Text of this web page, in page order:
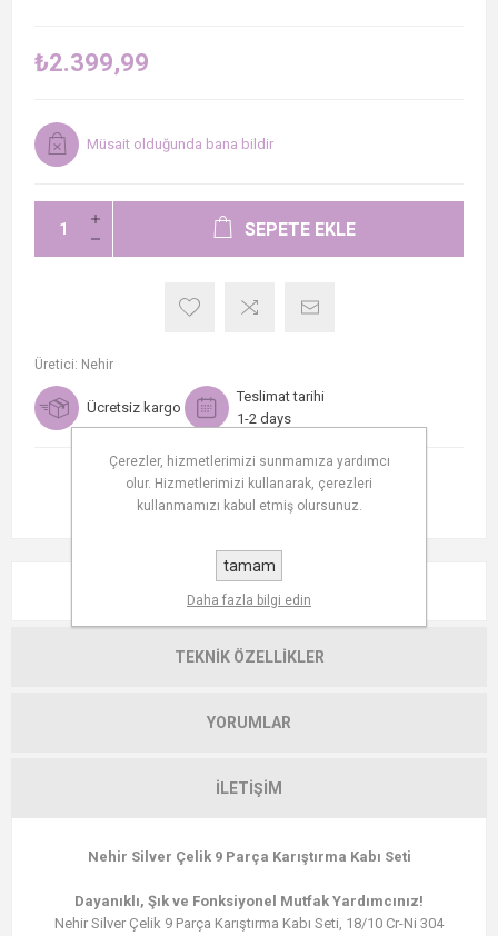
₺2.399,99
Müsait olduğunda bana bildir
SEPETE EKLE
Üretici: Nehir
Ücretsiz kargo
Teslimat tarihi
1-2 days
AÇIKLAMA
TEKNIK ÖZELLIKLER
YORUMLAR
İLETIŞIM
Nehir Silver Çelik 9 Parça Karıştırma Kabı Seti
Dayanıklı, Şık ve Fonksiyonel Mutfak Yardımcınız!
Nehir Silver Çelik 9 Parça Karıştırma Kabı Seti, 18/10 Cr-Ni 304
Çerezler, hizmetlerimizi sunmamıza yardımcı
olur. Hizmetlerimizi kullanarak, çerezleri
kullanmamızı kabul etmiş olursunuz.
tamam
Daha fazla bilgi edin